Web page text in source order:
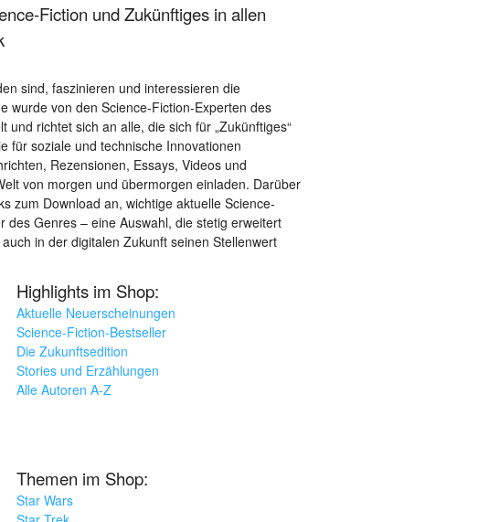
Fiction und Zukünftiges in allen
sind, faszinieren und interessieren die
wurde von den Science-Fiction-Experten des
richtet sich an alle, die sich für „Zukünftiges“
für soziale und technische Innovationen
Rezensionen, Essays, Videos und
von morgen und übermorgen einladen. Darüber
zum Download an, wichtige aktuelle Science-
Genres – eine Auswahl, die stetig erweitert
in der digitalen Zukunft seinen Stellenwert
Highlights im Shop:
Aktuelle Neuerscheinungen
Science-Fiction-Bestseller
Die Zukunftsedition
Stories und Erzählungen
Alle Autoren A-Z
Themen im Shop:
Star Wars